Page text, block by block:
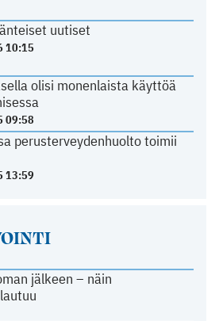
uutiset
10:15
olisi monenlaista käyttöä
09:58
perusterveydenhuolto toimii
13:59
jälkeen – näin